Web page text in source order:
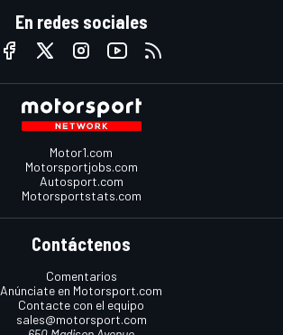
En redes sociales
Motor1.com
Motorsportjobs.com
Autosport.com
Motorsportstats.com
Contáctenos
Comentarios
Anúnciate en Motorsport.com
Contacte con el equipo
sales@motorsport.com